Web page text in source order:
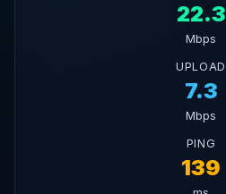
22.3
Mbps
UPLOAD
7.3
Mbps
PING
139